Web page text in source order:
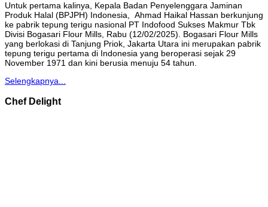
Untuk pertama kalinya, Kepala Badan Penyelenggara Jaminan
Produk Halal (BPJPH) Indonesia, Ahmad Haikal Hassan berkunjung
ke pabrik tepung terigu nasional PT Indofood Sukses Makmur Tbk
Divisi Bogasari Flour Mills, Rabu (12/02/2025). Bogasari Flour Mills
yang berlokasi di Tanjung Priok, Jakarta Utara ini merupakan pabrik
tepung terigu pertama di Indonesia yang beroperasi sejak 29
November 1971 dan kini berusia menuju 54 tahun.
Selengkapnya...
Chef Delight